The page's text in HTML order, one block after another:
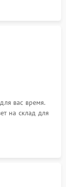
вас время.
на склад для